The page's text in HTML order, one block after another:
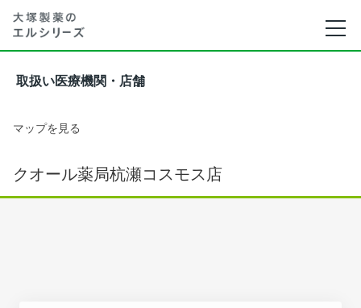
取扱い医療機関・店舗
マップを見る
クオール薬局杭瀬コスモス店